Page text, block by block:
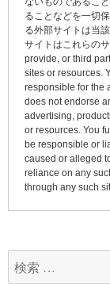
ることなどを一切
る外部サイトは当
サイトはこれらの
provide, or third
sites or resources.
responsible for the
does not endorse
advertising,
or resources. You
be responsible or
caused or alleged
reliance on any
through any such
索: